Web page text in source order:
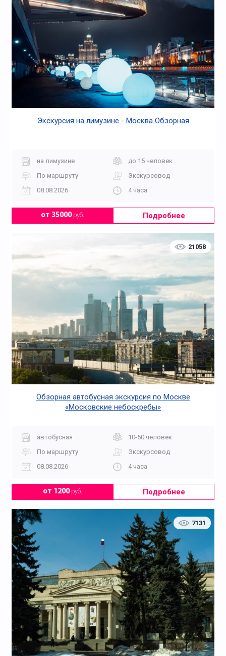
Экскурсия на лимузине - Москва Обзорная
на лимузине
до 15 человек
По маршруту
Экскурсовод
08.08.2026
4 часа
от 35000руб. Подробнее
21058
Обзорная автобусная экскурсия по Москве
«Московские небоскребы»
автобусная
10-50 человек
По маршруту
Экскурсовод
08.08.2026
4 часа
от 1200руб. Подробнее
7131